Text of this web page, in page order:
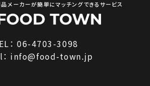
メーカーが簡単にマッチングできるサービス
：06-4703-3098
info@food-town.jp